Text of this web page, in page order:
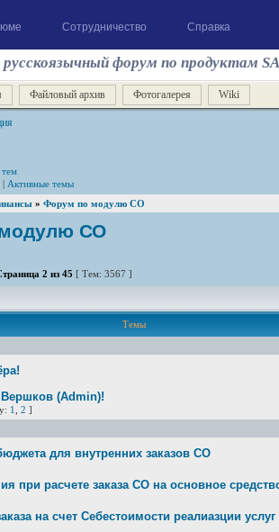
Сотрудничество Справка
форум по продуктам
Файловый архив Фотогалерея Wiki
| Активные темы
» Форум по модулю СО
СО
2 из 45 [ Тем: 3567 ]
Темы
(Admin)!
1 2 ]
для внутренних заказов СО
при расчете заказа СО на основное
на счет Себестоимости реалиазции